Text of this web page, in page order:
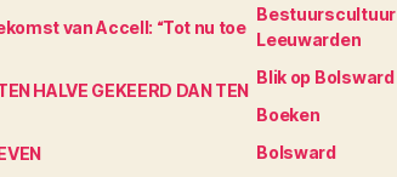
van Accell: “Tot nu toe
HALVE GEKEERD DAN TEN
Bestuurscultuur
Leeuwarden
Blik op Bolsward
Boeken
Bolsward